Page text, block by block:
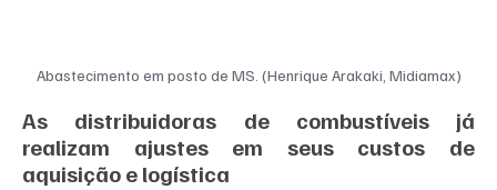
Abastecimento em posto de MS. (Henrique Arakaki, Midiamax)
As distribuidoras de combustíveis já
realizam ajustes em seus custos de
aquisição e logística